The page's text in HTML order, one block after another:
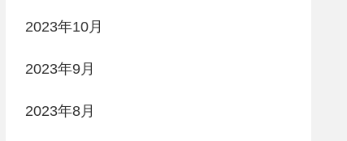
2023年10月
2023年9月
2023年8月